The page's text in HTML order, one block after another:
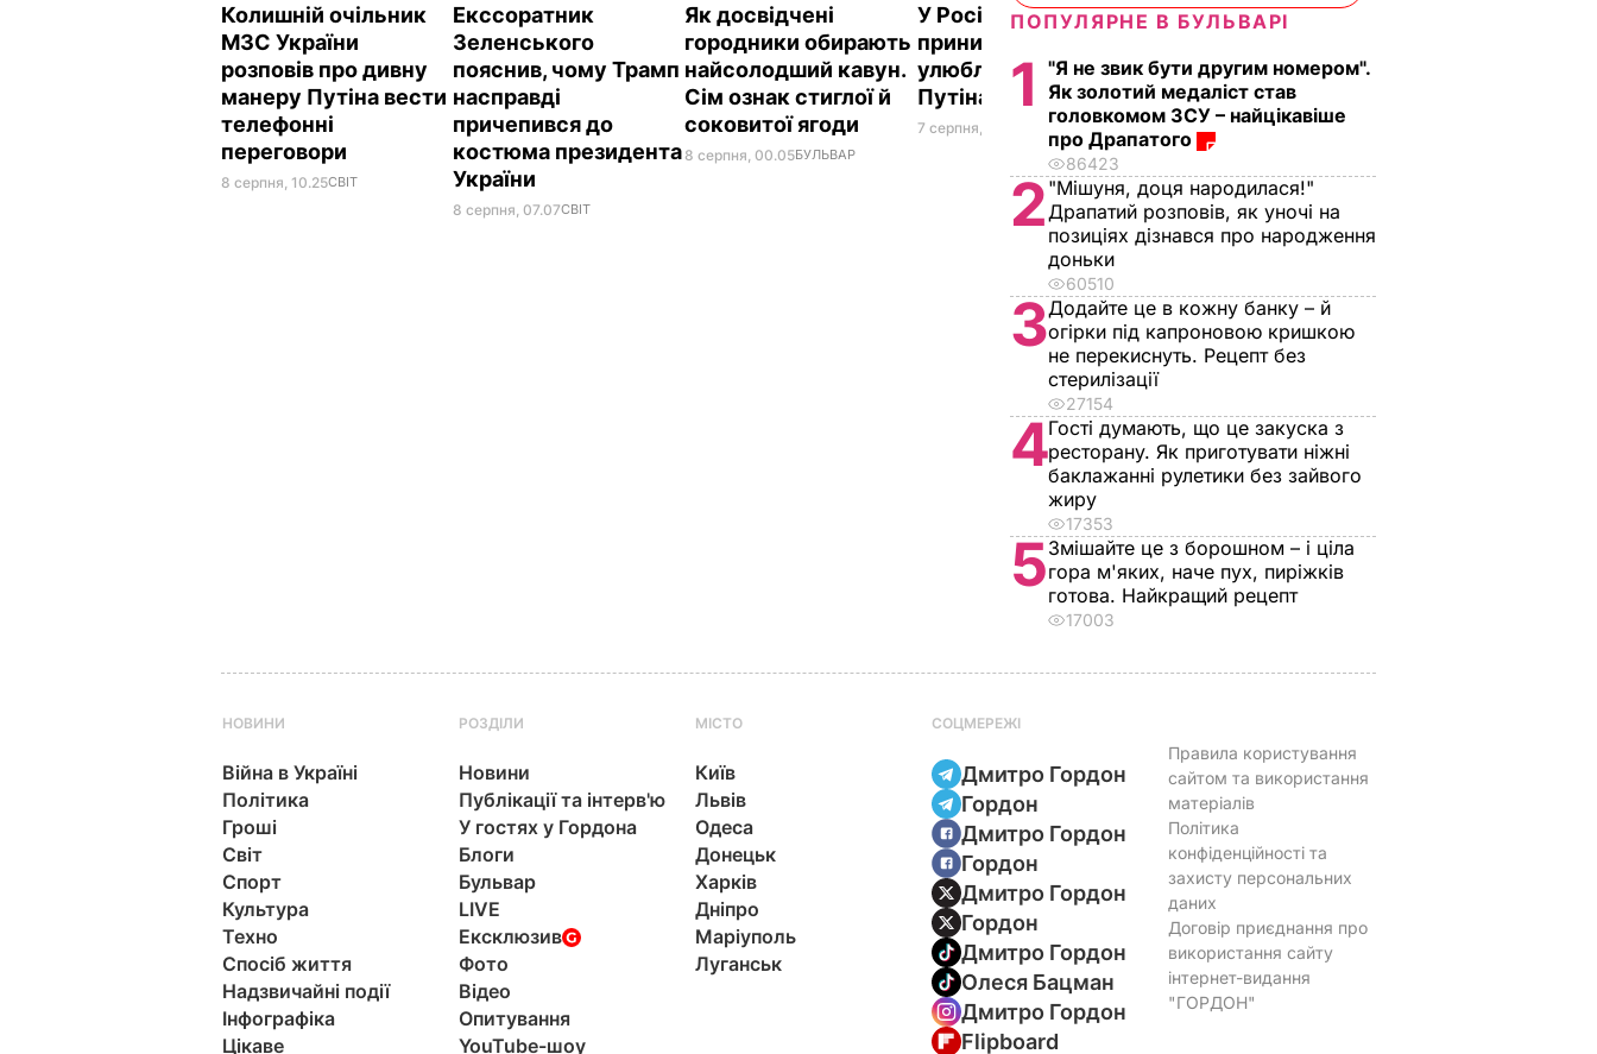
Колишній очільник
МЗС України
розповів про дивну
манеру Путіна вести
телефонні
переговори
8 серпня, 10.25СВІТ
Екссоратник
Зеленського
пояснив, чому Трамп
насправді
причепився до
костюма президента
України
8 серпня, 07.07СВІТ
Як досвідчені
городники обирають
найсолодший кавун.
Сім ознак стиглої й
соковитої ягоди
8 серпня, 00.05БУЛЬВАР
У Росії жорстоко
принизили
улюбленого героя
Путіна
7 серпня, 23.42 БУЛЬВАР
"Дімка був наче
збухався". У мережу
потрапили знімки
Кабаєвої з
Медведєвим
7 серпня, 20.39БУЛЬВАР
ПОПУЛЯРНЕ В БУЛЬВАРІ
1
"Я не звик бути другим номером".
Як золотий медаліст став
головкомом ЗСУ – найцікавіше
про Драпатого
86423
2 "Мішуня, доця народилася!"
Драпатий розповів, як уночі на
позиціях дізнався про народження
доньки
60510
3Додайте це в кожну банку – й
огірки під капроновою кришкою
не перекиснуть. Рецепт без
стерилізації
27154
4Гості думають, що це закуска з
ресторану. Як приготувати ніжні
баклажанні рулетики без зайвого
жиру
17353
5Змішайте це з борошном – і ціла
гора м'яких, наче пух, пиріжків
готова. Найкращий рецепт
17003
НОВИНИ
Війна в Україні
Політика
Гроші
Світ
Спорт
Культура
Техно
Спосіб життя
Надзвичайні події
Інфографіка
Цікаве
РОЗДІЛИ
Новини
Публікації та інтерв'ю
У гостях у Гордона
Блоги
Бульвар
LIVE
Ексклюзив
Фото
Відео
Опитування
YouTube-шоу
МІСТО
Київ
Львів
Одеса
Донецьк
Харків
Дніпро
Маріуполь
Луганськ
СОЦМЕРЕЖІ
Дмитро Гордон
Гордон
Дмитро Гордон
Гордон
Дмитро Гордон
Гордон
Дмитро Гордон
Олеся Бацман
Дмитро Гордон
Flipboard
Правила користування
сайтом та використання
матеріалів
Політика
конфіденційності та
захисту персональних
даних
Договір приєднання про
використання сайту
інтернет-видання
"ГОРДОН"